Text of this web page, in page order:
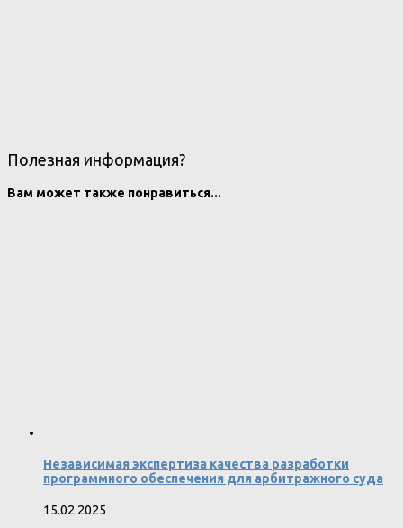
Полезная информация?
Вам может также понравиться...
Независимая экспертиза качества разработки
программного обеспечения для арбитражного суда
15.02.2025